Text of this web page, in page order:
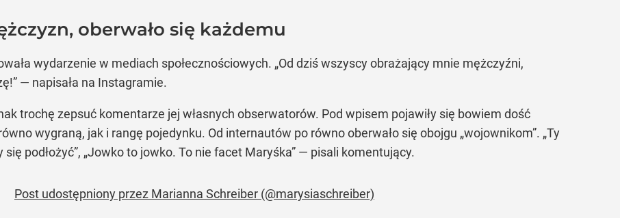
oberwało się każdemu
wydarzenie w mediach społecznościowych. „Od dziś wszyscy obrażający mnie mężczyźni,
— napisała na Instagramie.
trochę zepsuć komentarze jej własnych obserwatorów. Pod wpisem pojawiły się bowiem dość
wygraną, jak i rangę pojedynku. Od internautów po równo oberwało się obojgu „wojownikom”. „Ty
się podłożyć”, „Jowko to jowko. To nie facet Maryśka” — pisali komentujący.
Post udostępniony przez Marianna Schreiber (@marysiaschreiber)